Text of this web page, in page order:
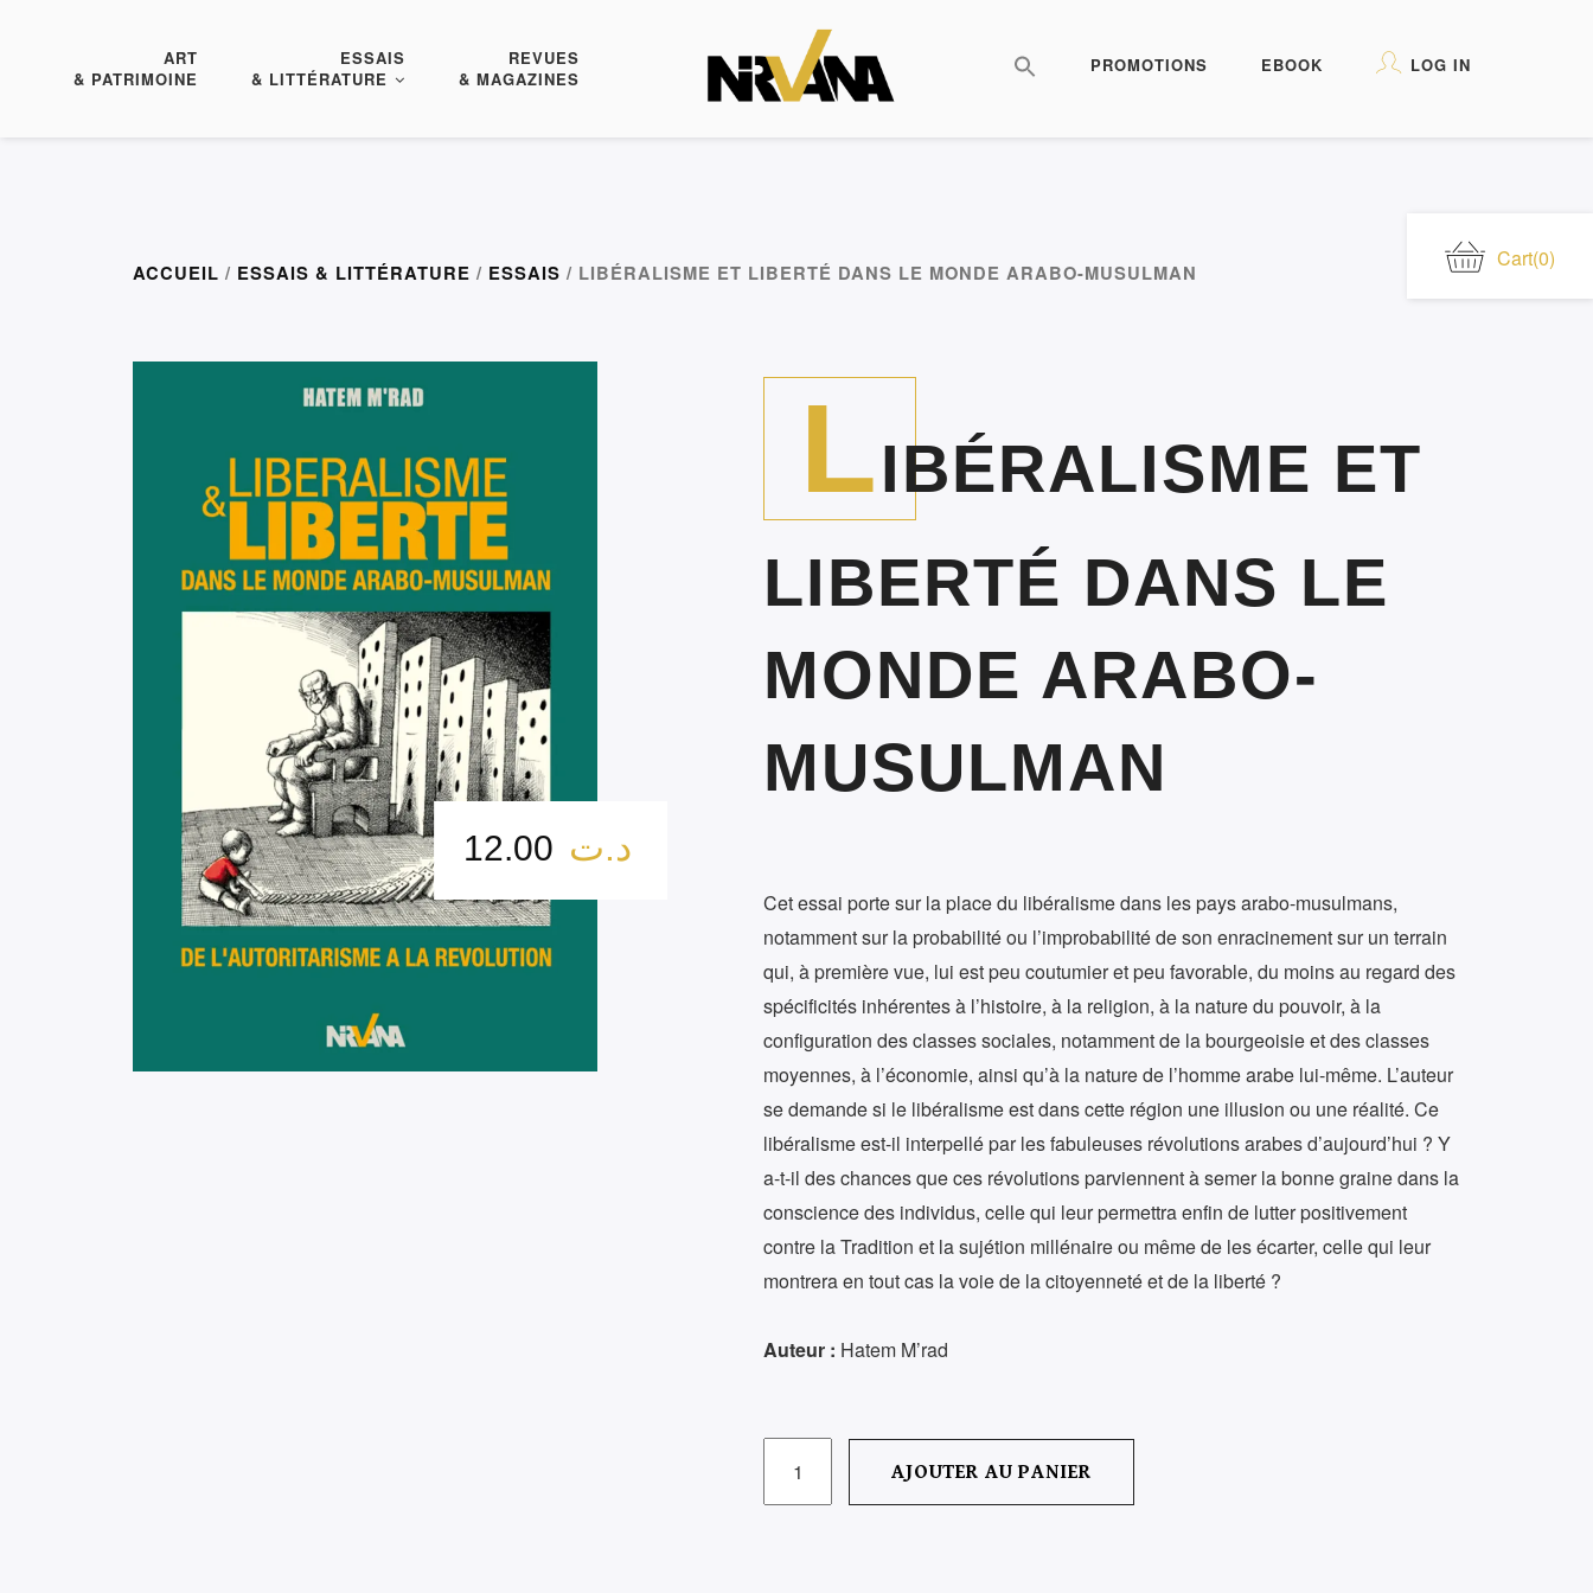
ART
& PATRIMOINE
ESSAIS
& LITTÉRATURE
REVUES
& MAGAZINES
PROMOTIONS EBOOK LOG IN
Cart(0)
ACCUEIL / ESSAIS & LITTÉRATURE / ESSAIS / LIBÉRALISME ET LIBERTÉ DANS LE MONDE ARABO-MUSULMAN
د.ت
LIBÉRALISME ET
LIBERTÉ DANS LE
MONDE ARABO-
MUSULMAN
Cet essai porte sur la place du libéralisme dans les pays arabo-musulmans,
notamment sur la probabilité ou l’improbabilité de son enracinement sur un terrain
qui, à première vue, lui est peu coutumier et peu favorable, du moins au regard des
spécificités inhérentes à l’histoire, à la religion, à la nature du pouvoir, à la
configuration des classes sociales, notamment de la bourgeoisie et des classes
moyennes, à l’économie, ainsi qu’à la nature de l’homme arabe lui-même. L’auteur
se demande si le libéralisme est dans cette région une illusion ou une réalité. Ce
libéralisme est-il interpellé par les fabuleuses révolutions arabes d’aujourd’hui ? Y
a-t-il des chances que ces révolutions parviennent à semer la bonne graine dans la
conscience des individus, celle qui leur permettra enfin de lutter positivement
contre la Tradition et la sujétion millénaire ou même de les écarter, celle qui leur
montrera en tout cas la voie de la citoyenneté et de la liberté ?
Auteur : Hatem M’rad
AJOUTER AU PANIER